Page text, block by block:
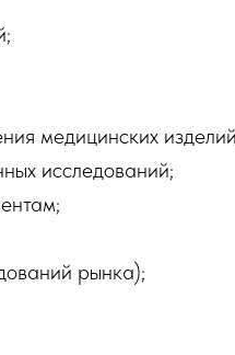
медицинских
исследований;
рынка);